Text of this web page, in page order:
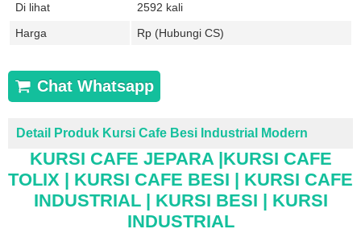
Di lihat
2592 kali
Harga
Rp (Hubungi CS)
Chat Whatsapp
Detail Produk Kursi Cafe Besi Industrial Modern
KURSI CAFE JEPARA |KURSI CAFE
TOLIX | KURSI CAFE BESI | KURSI CAFE
INDUSTRIAL | KURSI BESI | KURSI
INDUSTRIAL